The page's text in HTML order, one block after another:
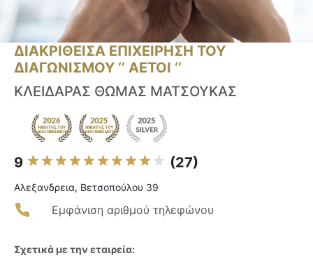
ΔΙΑΚΡΙΘΕΙΣΑ ΕΠΙΧΕΙΡΗΣΗ ΤΟΥ
ΔΙΑΓΩΝΙΣΜΟΥ ‘’ ΑΕΤΟΙ ‘’
ΚΛΕΙΔΑΡΑΣ ΘΩΜΑΣ ΜΑΤΣΟΥΚΑΣ
9 (27)
Αλεξανδρεια, Βετσοπούλου 39
Εμφάνιση αριθμού τηλεφώνου
Σχετικά με την εταιρεία: